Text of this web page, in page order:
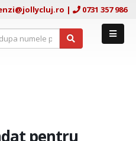
| 0731 357 986
pentru